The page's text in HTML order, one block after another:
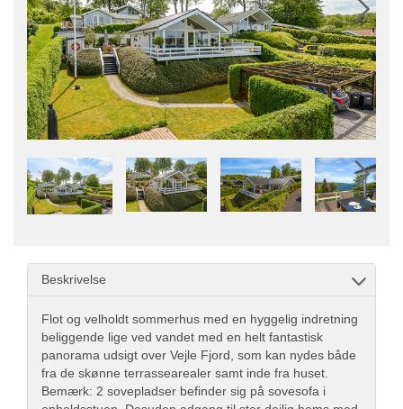
Beskrivelse
Flot og velholdt sommerhus med en hyggelig indretning
beliggende lige ved vandet med en helt fantastisk
panorama udsigt over Vejle Fjord, som kan nydes både
fra de skønne terrassearealer samt inde fra huset.
Bemærk: 2 sovepladser befinder sig på sovesofa i